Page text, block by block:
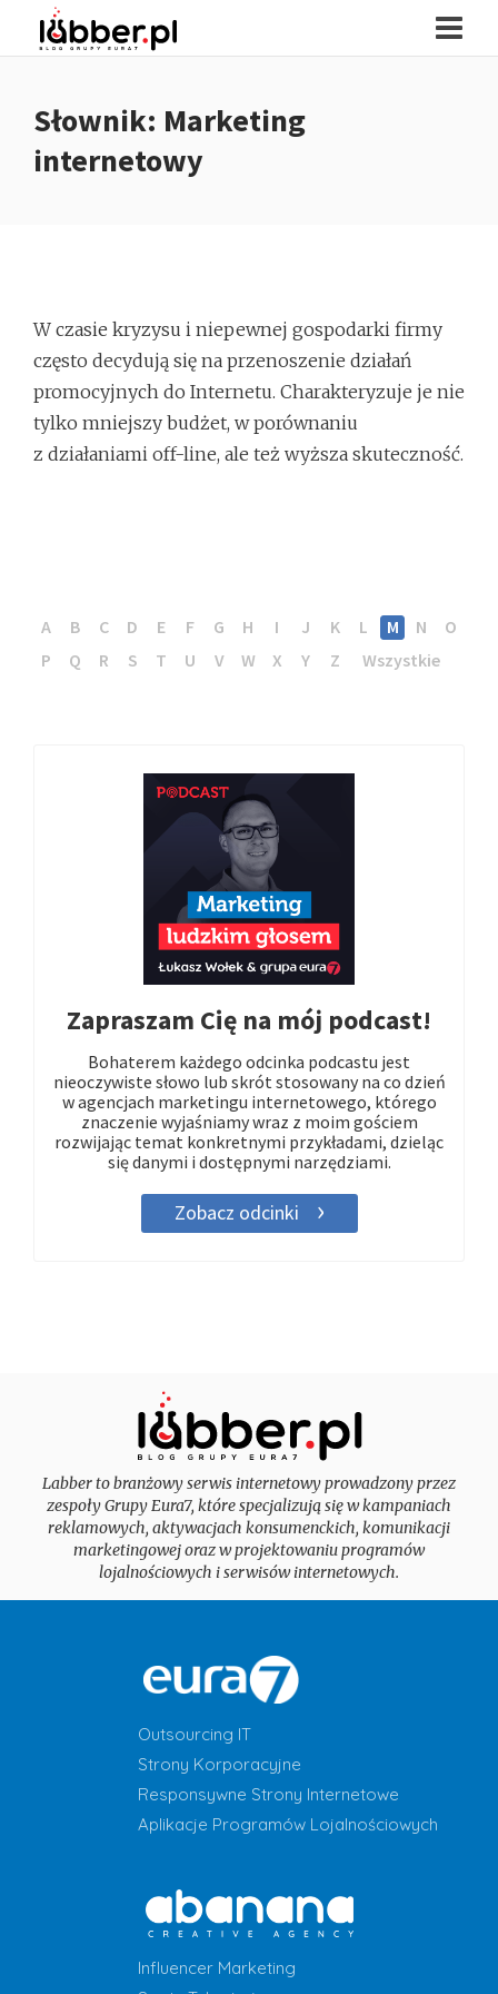
Słownik: Marketing
internetowy
W czasie kryzysu i niepewnej gospodarki firmy
często decydują się na przenoszenie działań
promocyjnych do Internetu. Charakteryzuje je nie
tylko mniejszy budżet, w porównaniu
z działaniami off-line, ale też wyższa skuteczność.
A B C D E F G H I J K L M N
O
P
Q R S T U V W X Y Z Wszystkie
Zapraszam Cię na mój podcast!
Bohaterem każdego odcinka podcastu jest
nieoczywiste słowo lub skrót stosowany na co dzień
w agencjach marketingu internetowego, którego
znaczenie wyjaśniamy wraz z moim gościem
rozwijając temat konkretnymi przykładami, dzieląc
się danymi i dostępnymi narzędziami.
Zobacz odcinki
Labber to branżowy serwis internetowy prowadzony przez
zespoły Grupy Eura7, które specjalizują się w kampaniach
reklamowych, aktywacjach konsumenckich, komunikacji
marketingowej oraz w projektowaniu programów
lojalnościowych i serwisów internetowych.
Outsourcing IT
Strony Korporacyjne
Responsywne Strony Internetowe
Aplikacje Programów Lojalnościowych
Influencer Marketing